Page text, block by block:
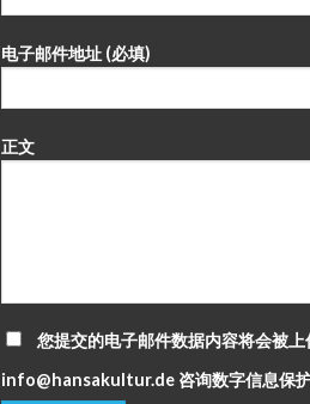
电子邮件地址 (必填)
正文
您提交的电子邮件数据内容将会被
info@hansakultur.de 咨询数字信息保